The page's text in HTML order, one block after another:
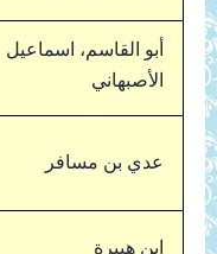
أبو القاسم، اسماعيل
الأصبهاني
عدي بن مسافر
ابن هبيرة